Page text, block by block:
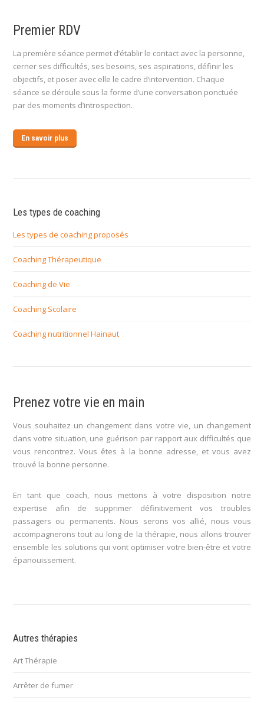
Premier RDV
La première séance permet d’établir le contact avec la personne,
cerner ses difficultés, ses besoins, ses aspirations, définir les
objectifs, et poser avec elle le cadre d’intervention. Chaque
séance se déroule sous la forme d’une conversation ponctuée
par des moments d’introspection.
En savoir plus
Les types de coaching
Les types de coaching proposés
Coaching Thérapeutique
Coaching de Vie
Coaching Scolaire
Coaching nutritionnel Hainaut
Prenez votre vie en main
Vous souhaitez un changement dans votre vie, un changement
dans votre situation, une guérison par rapport aux difficultés que
vous rencontrez. Vous êtes à la bonne adresse, et vous avez
trouvé la bonne personne.
En tant que coach, nous mettons à votre disposition notre
expertise afin de supprimer définitivement vos troubles
passagers ou permanents. Nous serons vos allié, nous vous
accompagnerons tout au long de la thérapie, nous allons trouver
ensemble les solutions qui vont optimiser votre bien-être et votre
épanouissement.
Autres thérapies
Art Thérapie
Arrêter de fumer